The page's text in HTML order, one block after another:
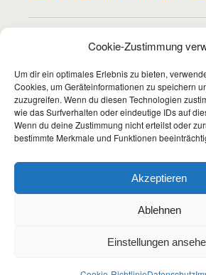
Cookie-Zustimmung
Um dir ein optimales Erlebnis zu bieten,
Cookies, um Geräteinformationen zu speichern
zuzugreifen. Wenn du diesen Technologien
wie das Surfverhalten oder eindeutige IDs auf
Wenn du deine Zustimmung nicht erteilst oder
bestimmte Merkmale und Funktionen
Akzeptieren
Ablehnen
Einstellungen
Das Bowteam e.V
gehört zum immateriellen
Kulturerbe der Unseco
Weitere Artikel
Zum Seitenanfang
Mobil
Wir verwenden Cookies, um dir die
auf unserer Website zu bieten.
wir verwenden oder sie ausschalten.